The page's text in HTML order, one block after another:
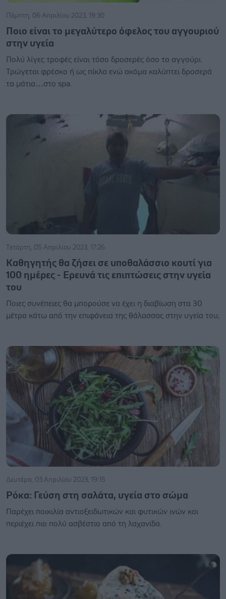
Πέμπτη, 06 Απριλίου 2023, 19:30
Ποιο είναι το μεγαλύτερο όφελος του αγγουριού
στην υγεία
Πολύ λίγες τροφές είναι τόσο δροσερές όσο το αγγούρι.
Τρώγεται φρέσκο ή ως πίκλα ενώ ακόμα καλύπτει δροσερά
τα μάτια…στο spa.
Τετάρτη, 05 Απριλίου 2023, 17:26
Καθηγητής θα ζήσει σε υποθαλάσσιο κουτί για
100 ημέρες - Ερευνά τις επιπτώσεις στην υγεία
του
Ποιες συνέπειες θα μπορούσε να έχει η διαβίωση στα 30
μέτρα κάτω από την επιφάνεια της θάλασσας στην υγεία του;
Δευτέρα, 03 Απριλίου 2023, 19:15
Ρόκα: Γεύση στη σαλάτα, υγεία στο σώμα
Παρέχει ποικιλία αντιοξειδωτικών και φυτικών ινών και
περιέχει πιο πολύ ασβέστιο από τη λαχανίδα.